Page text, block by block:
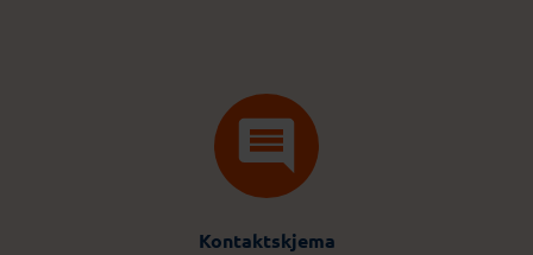
Kontaktskjema